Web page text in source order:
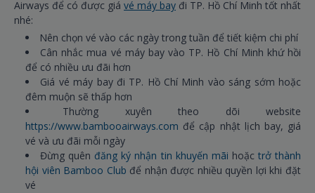
Airways để có được giá vé máy bay đi TP. Hồ Chí Minh tốt nhất
nhé:
Nên chọn vé vào các ngày trong tuần để tiết kiệm chi phí
Cân nhắc mua vé máy bay vào TP. Hồ Chí Minh khứ hồi
để có nhiều ưu đãi hơn
Giá vé máy bay đi TP. Hồ Chí Minh vào sáng sớm hoặc
đêm muộn sẽ thấp hơn
Thường xuyên theo dõi website
https://www.bambooairways.com để cập nhật lịch bay, giá
vé và ưu đãi mỗi ngày
Đừng quên đăng ký nhận tin khuyến mãi hoặc trở thành
hội viên Bamboo Club để nhận được nhiều quyền lợi khi đặt
vé